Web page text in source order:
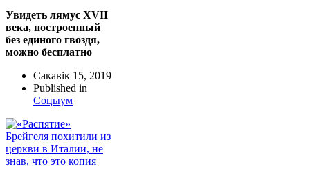
Увидеть лямус XVII
века, построенный
без единого гвоздя,
можно бесплатно
Сакавік 15, 2019
Published in
Соцыум